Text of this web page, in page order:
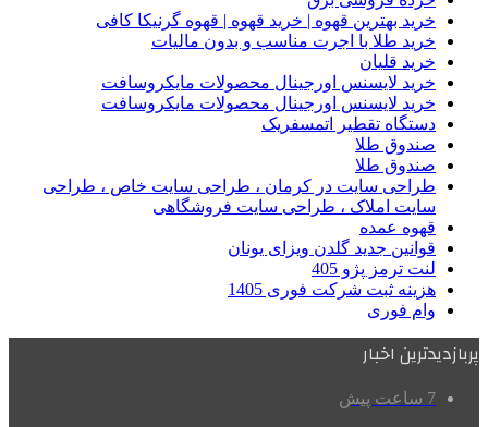
خرید بهترین قهوه | خرید قهوه | قهوه گرنیکا کافی
خرید طلا با اجرت مناسب و بدون مالیات
خرید قلیان
خرید لایسنس اورجینال محصولات مایکروسافت
خرید لایسنس اورجینال محصولات مایکروسافت
دستگاه تقطیر اتمسفریک
صندوق طلا
صندوق طلا
طراحی سایت در کرمان ، طراحی سایت خاص ، طراحی
سایت املاک ، طراحی سایت فروشگاهی
قهوه عمده
قوانین جدید گلدن ویزای یونان
لنت ترمز پژو 405
هزینه ثبت شرکت فوری 1405
وام فوری
پربازدیدترین اخبار
7 ساعت پیش